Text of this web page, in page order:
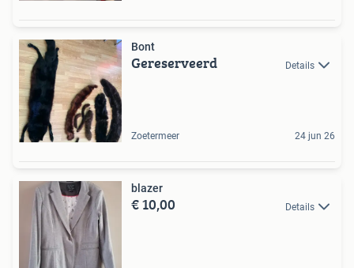
Bont
Gereserveerd Details
Zoetermeer 24 jun 26
blazer
€ 10,00 Details